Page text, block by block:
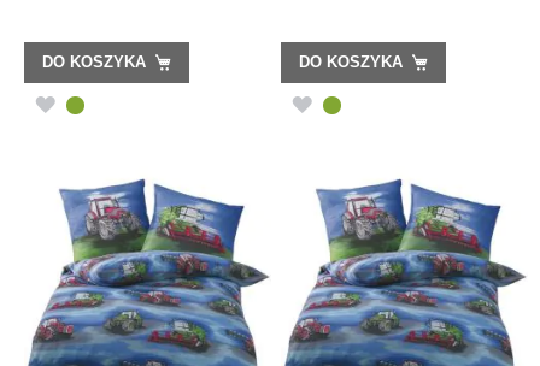
DO KOSZYKA
DODAJ
LISTY
ŻYCZEŃ
DO KOSZYKA
DODAJ
LISTY
ŻYCZEŃ